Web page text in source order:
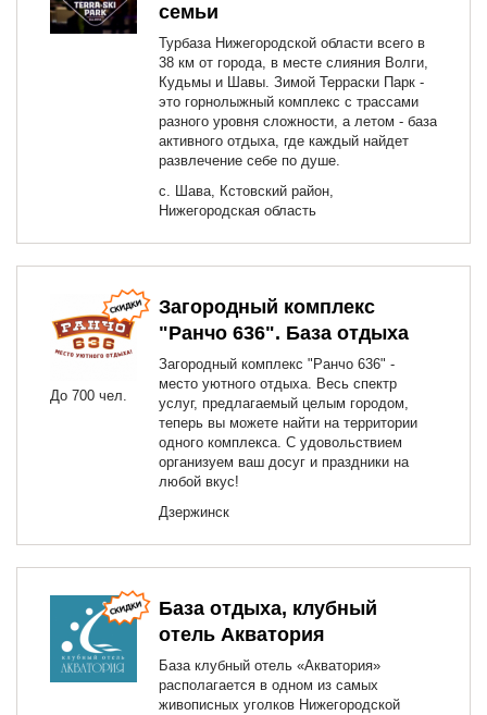
семьи
Турбаза Нижегородской области всего в
38 км от города, в месте слияния Волги,
Кудьмы и Шавы. Зимой Терраски Парк -
это горнолыжный комплекс с трассами
разного уровня сложности, а летом - база
активного отдыха, где каждый найдет
развлечение себе по душе.
с. Шава, Кстовский район,
Нижегородская область
До 700 чел.
Загородный комплекс
"Ранчо 636". База отдыха
Загородный комплекс "Ранчо 636" -
место уютного отдыха. Весь спектр
услуг, предлагаемый целым городом,
теперь вы можете найти на территории
одного комплекса. С удовольствием
организуем ваш досуг и праздники на
любой вкус!
Дзержинск
База отдыха, клубный
отель Акватория
База клубный отель «Акватория»
располагается в одном из самых
живописных уголков Нижегородской